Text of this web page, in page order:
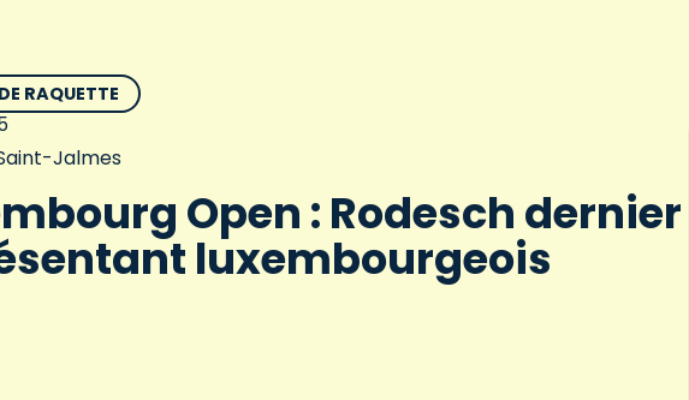
RAQUETTE
Jalmes
Open : Rodesch dernier
luxembourgeois